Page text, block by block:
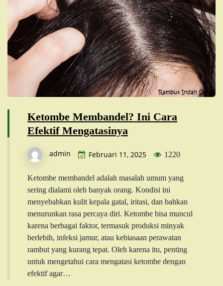
Ketombe Membandel? Ini Cara
Efektif Mengatasinya
admin Februari 11, 2025 1220
Ketombe membandel adalah masalah umum yang
sering dialami oleh banyak orang. Kondisi ini
menyebabkan kulit kepala gatal, iritasi, dan bahkan
menurunkan rasa percaya diri. Ketombe bisa muncul
karena berbagai faktor, termasuk produksi minyak
berlebih, infeksi jamur, atau kebiasaan perawatan
rambut yang kurang tepat. Oleh karena itu, penting
untuk mengetahui cara mengatasi ketombe dengan
efektif agar…